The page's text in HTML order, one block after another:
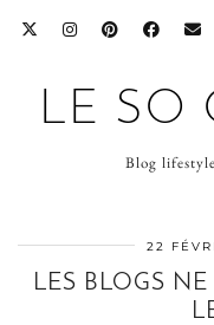
LE SO
Blog
22
LES BLOGS